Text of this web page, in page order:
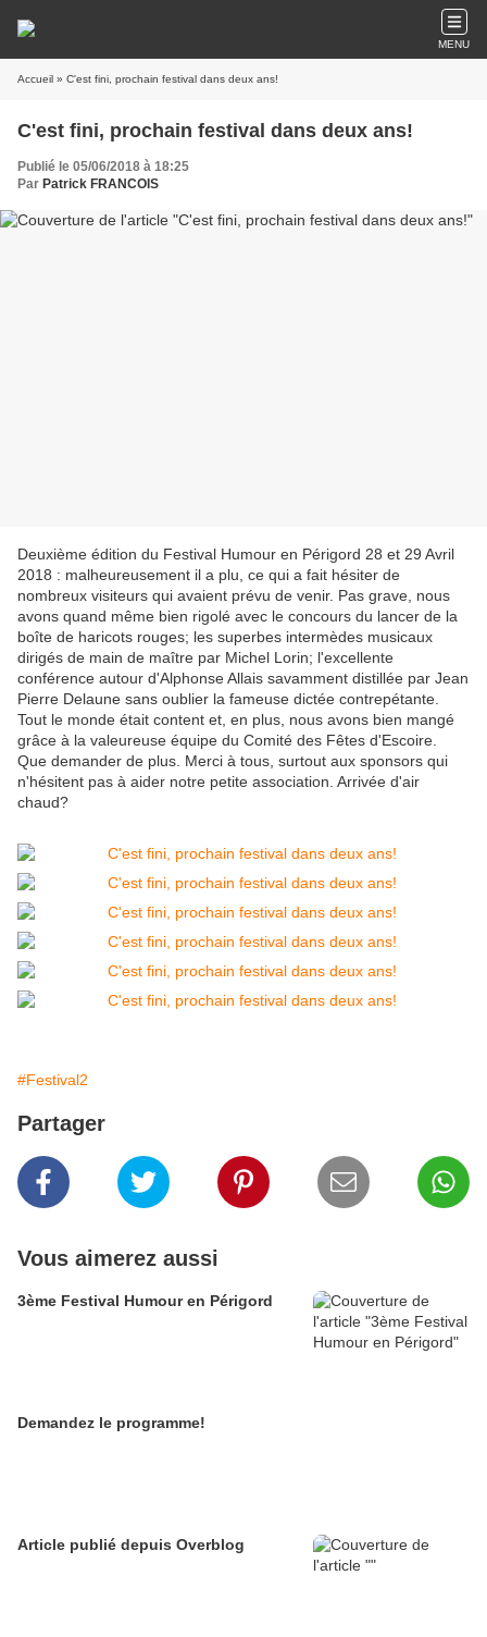
MENU
Accueil » C'est fini, prochain festival dans deux ans!
C'est fini, prochain festival dans deux ans!
Publié le 05/06/2018 à 18:25
Par Patrick FRANCOIS
Deuxième édition du Festival Humour en Périgord 28 et 29 Avril
2018 : malheureusement il a plu, ce qui a fait hésiter de
nombreux visiteurs qui avaient prévu de venir. Pas grave, nous
avons quand même bien rigolé avec le concours du lancer de la
boîte de haricots rouges; les superbes intermèdes musicaux
dirigés de main de maître par Michel Lorin; l'excellente
conférence autour d'Alphonse Allais savamment distillée par Jean
Pierre Delaune sans oublier la fameuse dictée contrepétante.
Tout le monde était content et, en plus, nous avons bien mangé
grâce à la valeureuse équipe du Comité des Fêtes d'Escoire.
Que demander de plus. Merci à tous, surtout aux sponsors qui
n'hésitent pas à aider notre petite association. Arrivée d'air
chaud?
#Festival2
Partager
Vous aimerez aussi
3ème Festival Humour en Périgord
Demandez le programme!
Article publié depuis Overblog